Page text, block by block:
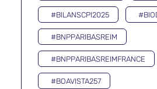
#BILANSCPI2025
#BNPPARIBASREIM
#BNPPARIBASREIMFRANCE
#BOAVISTA257